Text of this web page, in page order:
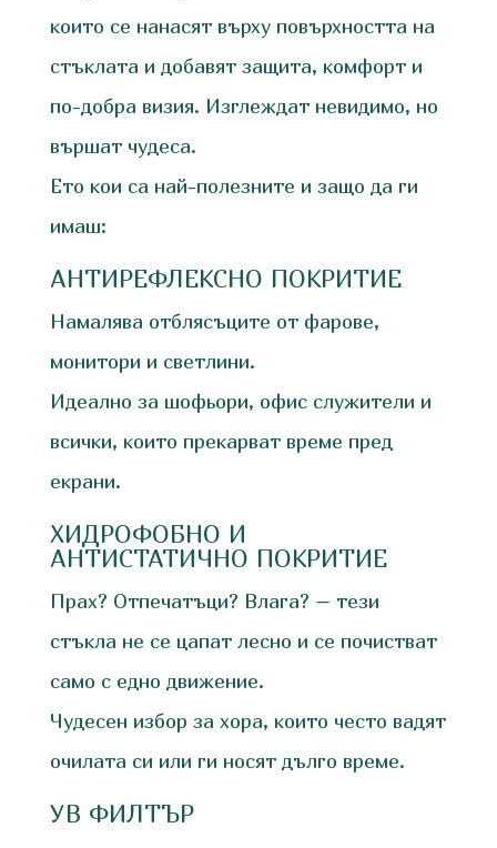
които се нанасят върху повърхността на
стъклата и добавят защита, комфорт и
по-добра визия. Изглеждат невидимо, но
вършат чудеса.
Ето кои са най-полезните и защо да ги
имаш:
АНТИРЕФЛЕКСНО ПОКРИТИЕ
Намалява отблясъците от фарове,
монитори и светлини.
Идеално за шофьори, офис служители и
всички, които прекарват време пред
екрани.
ХИДРОФОБНО И
АНТИСТАТИЧНО ПОКРИТИЕ
Прах? Отпечатъци? Влага? – тези
стъкла не се цапат лесно и се почистват
само с едно движение.
Чудесен избор за хора, които често вадят
очилата си или ги носят дълго време.
УВ ФИЛТЪР